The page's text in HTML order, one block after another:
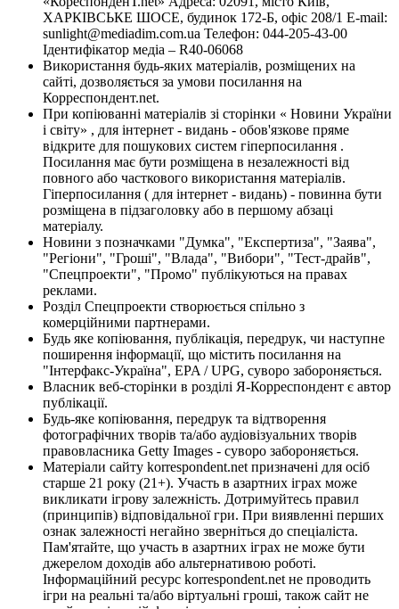
ХАРКІВСЬКЕ ШОСЕ, будинок 172-Б, офіс 208/1 E-mail:
sunlight@mediadim.com.ua Телефон: 044-205-43-00
Ідентифікатор медіа – R40-06068
Використання будь-яких матеріалів, розміщених на
сайті, дозволяється за умови посилання на
Корреспондент.net.
При копіюванні матеріалів зі сторінки « Новини України
і світу» , для інтернет - видань - обов'язкове пряме
відкрите для пошукових систем гіперпосилання .
Посилання має бути розміщена в незалежності від
повного або часткового використання матеріалів.
Гіперпосилання ( для інтернет - видань) - повинна бути
розміщена в підзаголовку або в першому абзаці
матеріалу.
Новини з позначками "Думка", "Експертиза", "Заява",
"Регіони", "Гроші", "Влада", "Вибори", "Тест-драйв",
"Спецпроекти", "Промо" публікуються на правах
реклами.
Розділ Спецпроекти створюється спільно з
комерційними партнерами.
Будь яке копіювання, публікація, передрук, чи наступне
поширення інформації, що містить посилання на
"Інтерфакс-Україна", EPA / UPG, суворо забороняється.
Власник веб-сторінки в розділі Я-Корреспондент є автор
публікації.
Будь-яке копіювання, передрук та відтворення
фотографічних творів та/або аудіовізуальних творів
правовласника Getty Images - суворо забороняється.
Матеріали сайту korrespondent.net призначені для осіб
старше 21 року (21+). Участь в азартних іграх може
викликати ігрову залежність. Дотримуйтесь правил
(принципів) відповідальної гри. При виявленні перших
ознак залежності негайно зверніться до спеціаліста.
Пам'ятайте, що участь в азартних іграх не може бути
джерелом доходів або альтернативою роботі.
Інформаційний ресурс korrespondent.net не проводить
ігри на реальні та/або віртуальні гроші, також сайт не